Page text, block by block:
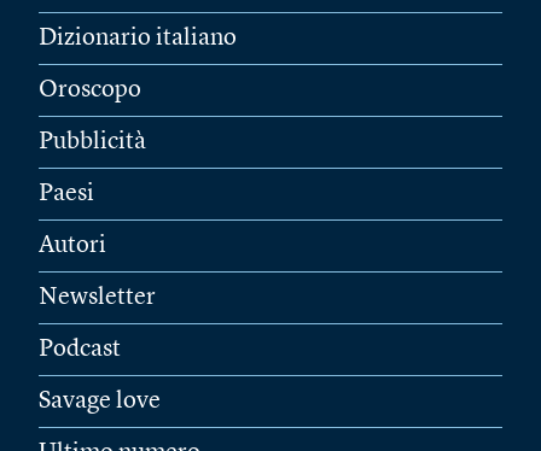
Dizionario italiano
Oroscopo
Pubblicità
Paesi
Autori
Newsletter
Podcast
Savage love